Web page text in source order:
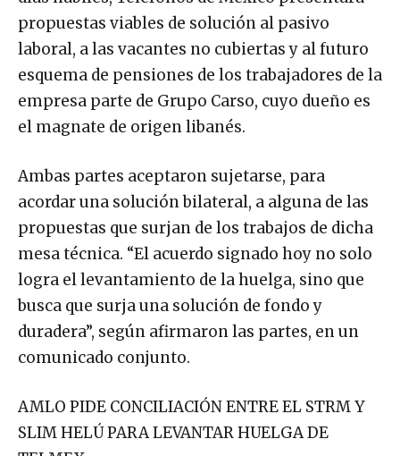
propuestas viables de solución al pasivo
laboral, a las vacantes no cubiertas y al futuro
esquema de pensiones de los trabajadores de la
empresa parte de Grupo Carso, cuyo dueño es
el magnate de origen libanés.
Ambas partes aceptaron sujetarse, para
acordar una solución bilateral, a alguna de las
propuestas que surjan de los trabajos de dicha
mesa técnica. “El acuerdo signado hoy no solo
logra el levantamiento de la huelga, sino que
busca que surja una solución de fondo y
duradera”, según afirmaron las partes, en un
comunicado conjunto.
AMLO PIDE CONCILIACIÓN ENTRE EL STRM Y
SLIM HELÚ PARA LEVANTAR HUELGA DE